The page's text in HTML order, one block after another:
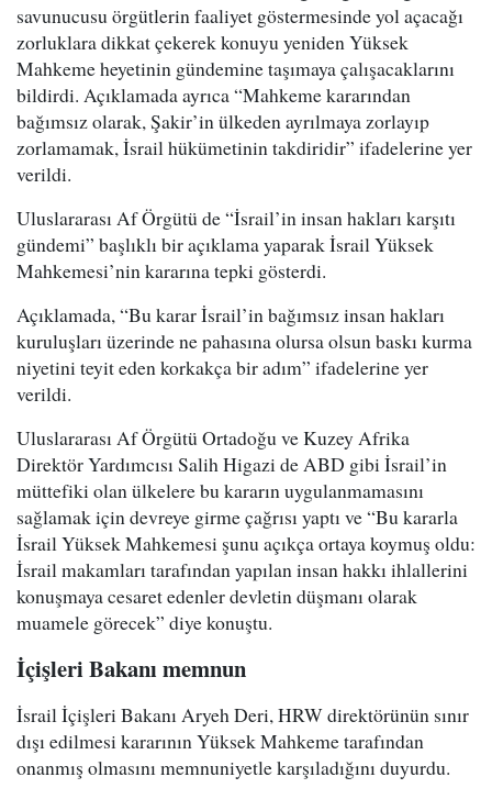
savunucusu örgütlerin faaliyet göstermesinde yol açacağı
zorluklara dikkat çekerek konuyu yeniden Yüksek
Mahkeme heyetinin gündemine taşımaya çalışacaklarını
bildirdi. Açıklamada ayrıca “Mahkeme kararından
bağımsız olarak, Şakir’in ülkeden ayrılmaya zorlayıp
zorlamamak, İsrail hükümetinin takdiridir” ifadelerine yer
verildi.
Uluslararası Af Örgütü de “İsrail’in insan hakları karşıtı
gündemi” başlıklı bir açıklama yaparak İsrail Yüksek
Mahkemesi’nin kararına tepki gösterdi.
Açıklamada, “Bu karar İsrail’in bağımsız insan hakları
kuruluşları üzerinde ne pahasına olursa olsun baskı kurma
niyetini teyit eden korkakça bir adım” ifadelerine yer
verildi.
Uluslararası Af Örgütü Ortadoğu ve Kuzey Afrika
Direktör Yardımcısı Salih Higazi de ABD gibi İsrail’in
müttefiki olan ülkelere bu kararın uygulanmamasını
sağlamak için devreye girme çağrısı yaptı ve “Bu kararla
İsrail Yüksek Mahkemesi şunu açıkça ortaya koymuş oldu:
İsrail makamları tarafından yapılan insan hakkı ihlallerini
konuşmaya cesaret edenler devletin düşmanı olarak
muamele görecek” diye konuştu.
İçişleri Bakanı memnun
İsrail İçişleri Bakanı Aryeh Deri, HRW direktörünün sınır
dışı edilmesi kararının Yüksek Mahkeme tarafından
onanmış olmasını memnuniyetle karşıladığını duyurdu.